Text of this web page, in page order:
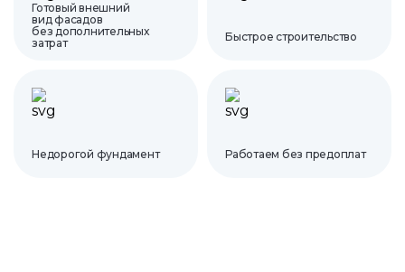
Готовый внешний
вид фасадов
без дополнительных
затрат
Быстрое строительство
Недорогой фундамент Работаем без предоплат